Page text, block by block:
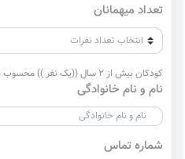
تعداد میهمانان
کودکان بیش از 2 سال ((یک نفر )) محسوب می شوند
نام و نام خانوادگی
شماره تماس